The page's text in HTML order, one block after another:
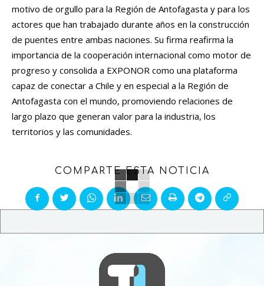
motivo de orgullo para la Región de Antofagasta y para los
actores que han trabajado durante años en la construcción
de puentes entre ambas naciones. Su firma reafirma la
importancia de la cooperación internacional como motor de
progreso y consolida a EXPONOR como una plataforma
capaz de conectar a Chile y en especial a la Región de
Antofagasta con el mundo, promoviendo relaciones de
largo plazo que generan valor para la industria, los
territorios y las comunidades.
COMPARTE ESTA NOTICIA